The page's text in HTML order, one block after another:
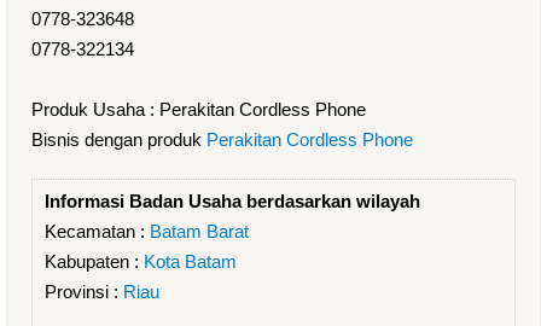
0778-323648
0778-322134
Produk Usaha : Perakitan Cordless Phone
Bisnis dengan produk Perakitan Cordless Phone
Informasi Badan Usaha berdasarkan wilayah
Kecamatan : Batam Barat
Kabupaten : Kota Batam
Provinsi : Riau